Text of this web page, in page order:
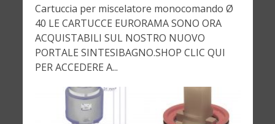
Cartuccia per miscelatore monocomando Ø
40 LE CARTUCCE EURORAMA SONO ORA
ACQUISTABILI SUL NOSTRO NUOVO
PORTALE SINTESIBAGNO.SHOP CLIC QUI
PER ACCEDERE A...